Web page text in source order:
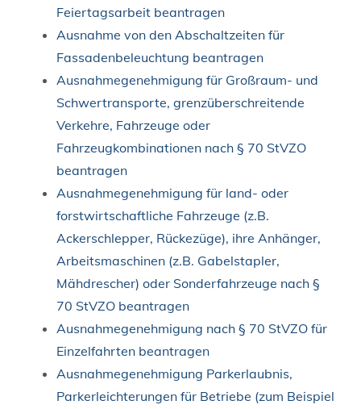
Feiertagsarbeit beantragen
Ausnahme von den Abschaltzeiten für
Fassadenbeleuchtung beantragen
Ausnahmegenehmigung für Großraum- und
Schwertransporte, grenzüberschreitende
Verkehre, Fahrzeuge oder
Fahrzeugkombinationen nach § 70 StVZO
beantragen
Ausnahmegenehmigung für land- oder
forstwirtschaftliche Fahrzeuge (z.B.
Ackerschlepper, Rückezüge), ihre Anhänger,
Arbeitsmaschinen (z.B. Gabelstapler,
Mähdrescher) oder Sonderfahrzeuge nach §
70 StVZO beantragen
Ausnahmegenehmigung nach § 70 StVZO für
Einzelfahrten beantragen
Ausnahmegenehmigung Parkerlaubnis,
Parkerleichterungen für Betriebe (zum Beispiel